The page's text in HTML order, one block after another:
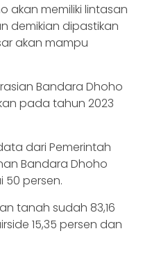
akan memiliki lintasan
demikian dipastikan
akan mampu
Bandara Dhoho
pada tahun 2023
dari Pemerintah
Bandara Dhoho
50 persen.
tanah sudah 83,16
15,35 persen dan